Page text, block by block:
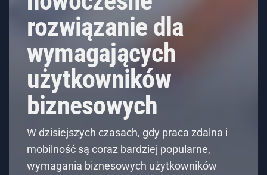
rozwiązanie dla
wymagających
użytkowników
biznesowych
W dzisiejszych czasach, gdy praca zdalna i
mobilność są coraz bardziej popularne,
wymagania biznesowych użytkowników